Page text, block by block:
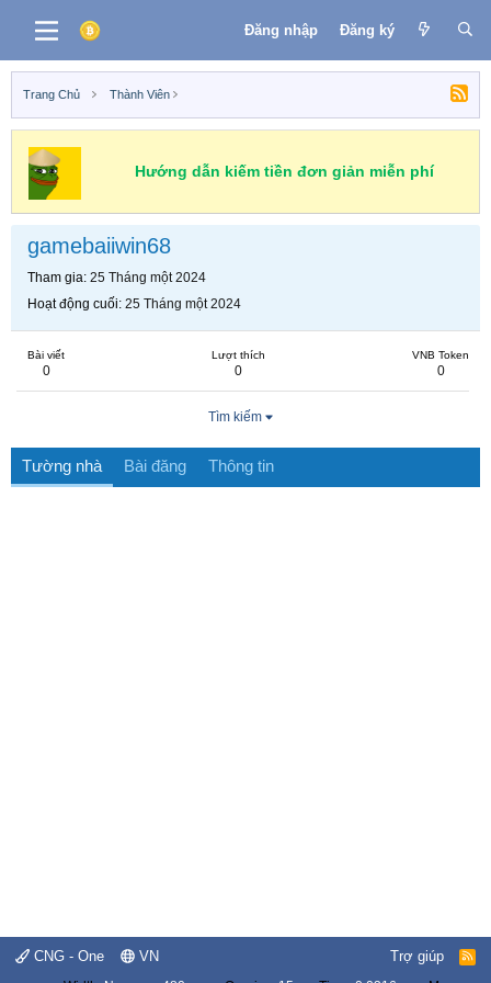
Đăng nhập Đăng ký
Trang Chủ Thành Viên
Hướng dẫn kiếm tiền đơn giản miễn phí
gamebaiiwin68
Tham gia 25 Tháng một 2024
Hoạt động cuối 25 Tháng một 2024
Bài viết
0
Lượt thích
0
VNB Token
0
Tìm kiếm
Tường nhà Bài đăng Thông tin
CNG - One VN Trợ giúp
R